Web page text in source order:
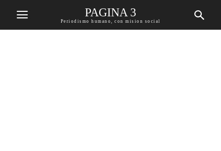
PAGINA 3
Periodismo humano, con mision social